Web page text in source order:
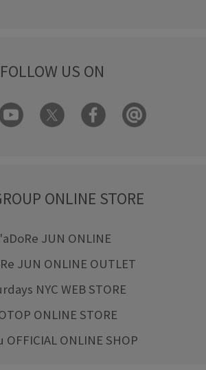
FOLLOW US ON
ONLINE STORE
JUN ONLINE
JUN ONLINE OUTLET
NYC WEB STORE
ONLINE STORE
OFFICIAL ONLINE SHOP